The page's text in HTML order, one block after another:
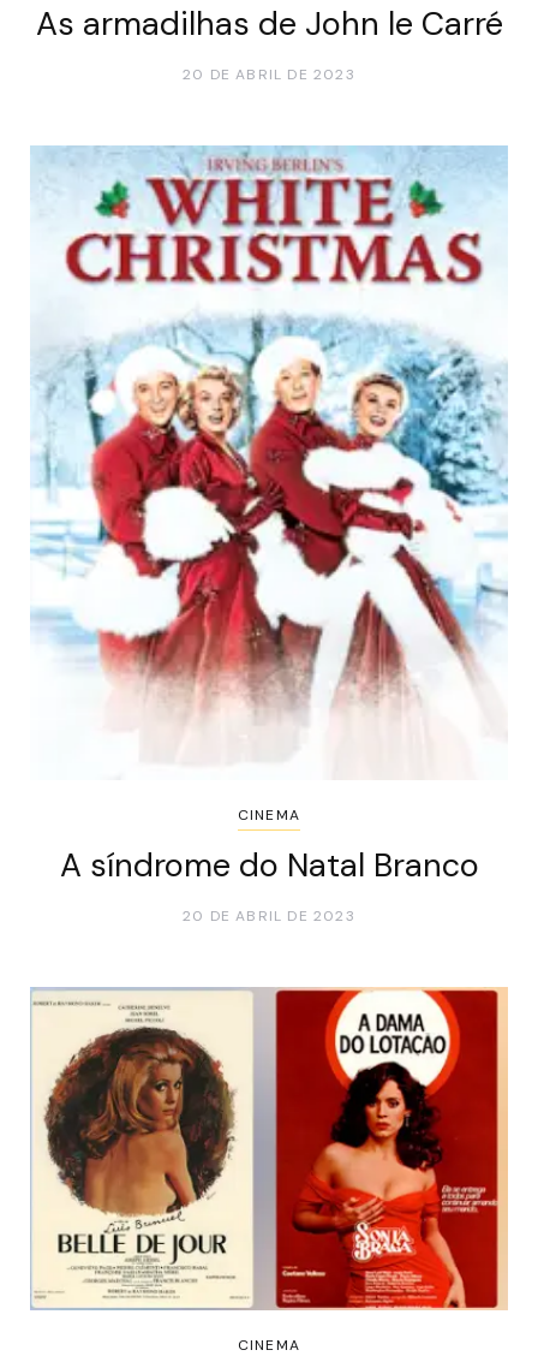
As armadilhas de John le Carré
20 DE ABRIL DE 2023
CINEMA
A síndrome do Natal Branco
20 DE ABRIL DE 2023
CINEMA